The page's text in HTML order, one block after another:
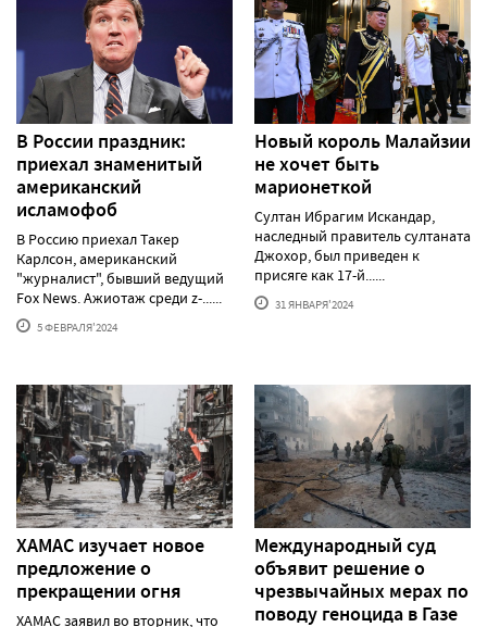
В России праздник:
приехал знаменитый
американский
исламофоб
В Россию приехал Такер
Карлсон, американский
"журналист", бывший ведущий
Fox News. Ажиотаж среди z-......
5 ФЕВРАЛЯ'2024
Новый король Малайзии
не хочет быть
марионеткой
Султан Ибрагим Искандар,
наследный правитель султаната
Джохор, был приведен к
присяге как 17-й......
31 ЯНВАРЯ'2024
ХАМАС изучает новое
предложение о
прекращении огня
ХАМАС заявил во вторник, что
Международный суд
объявит решение о
чрезвычайных мерах по
поводу геноцида в Газе